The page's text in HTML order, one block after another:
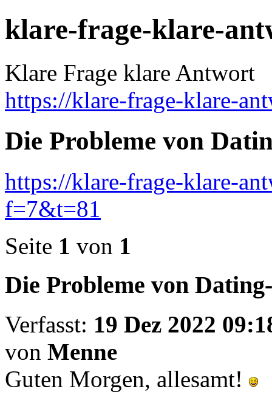
klare-frage-klare-
Klare Frage klare Antwort
https://klare-frage-klare-
Die Probleme von
https://klare-frage-klare-
f=7&t=81
Seite 1 von 1
Die Probleme von
Verfasst: 19 Dez 2022
von Menne
Guten Morgen, allesamt!